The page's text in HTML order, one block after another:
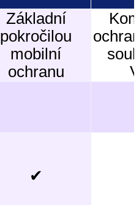
Základní
pokročilou
mobilní
ochranu
✔